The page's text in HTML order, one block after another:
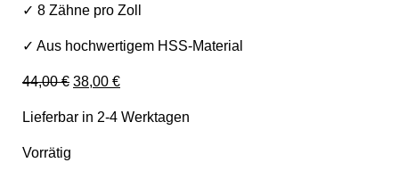
✓ 8 Zähne pro Zoll
✓ Aus hochwertigem HSS-Material
44,00€ Ursprünglicher Preis war: 44,00 €
38,00 €Aktueller Preis ist: 38,00 €.
Lieferbar in 2-4 Werktagen
Vorrätig